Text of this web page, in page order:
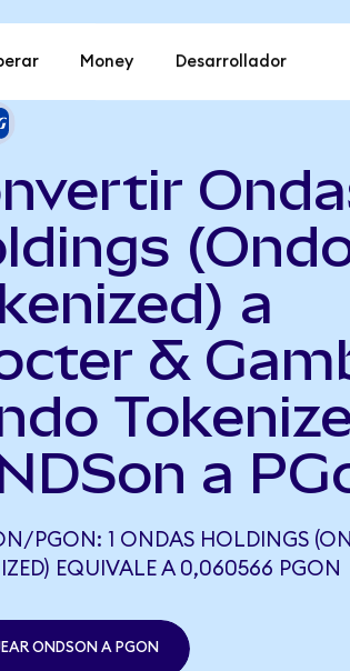
Money Desarrollador
a
&
a
PGON: 1 ONDAS HOLDINGS
EQUIVALE A 0,060566 PGON
ONDSON A PGON